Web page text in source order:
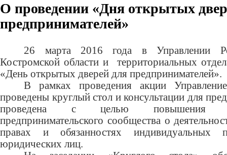
О проведении «Дня открытых
предпринимателей»
26 марта 2016 года в Управлении
Костромской области и территориальных
«День открытых дверей для предпринимателей».
В рамках проведения акции
проведены круглый стол и консультации для
проведена с целью повышения
предпринимательского сообщества о
правах и обязанностях индивидуальных
юридических лиц.